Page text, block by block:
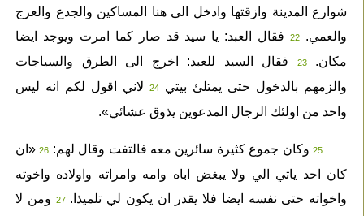
شوارع المدينة وازقتها وادخل الى هنا المساكين والجدع والعرج
والعمي.
22فقال العبد: يا سيد قد صار كما امرت ويوجد ايضا
مكان.
23فقال السيد للعبد: اخرج الى الطرق والسياجات
والزمهم بالدخول حتى يمتلئ بيتي
24لاني اقول لكم انه ليس
واحد من اولئك الرجال المدعوين يذوق عشائي».
25وكان جموع كثيرة سائرين معه فالتفت وقال لهم: 26«ان
كان احد ياتي الي ولا يبغض اباه وامه وامراته واولاده واخوته
واخواته حتى نفسه ايضا فلا يقدر ان يكون لي تلميذا. 27ومن لا